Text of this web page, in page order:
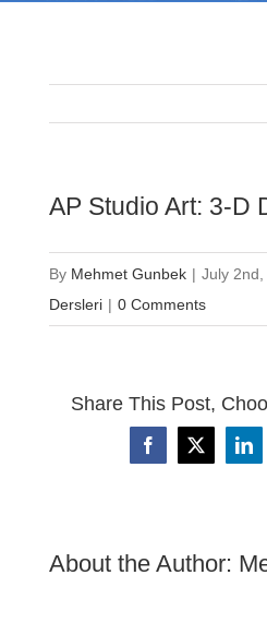
AP Studio Art: 3-D
By Mehmet Gunbek | July 2nd,
Dersleri | 0 Comments
Share This Post,
Facebook
X
About the Author: